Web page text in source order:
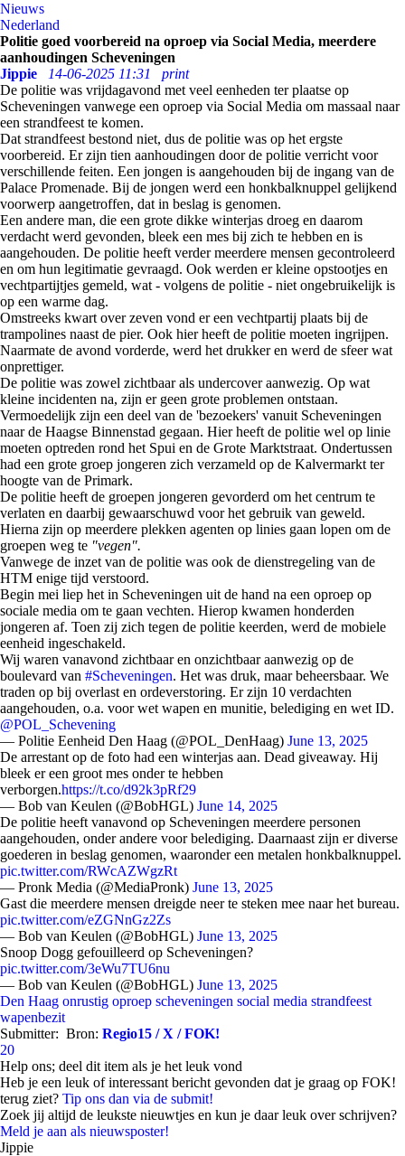
Nieuws
Nederland
Politie goed voorbereid na oproep via Social Media, meerdere
aanhoudingen Scheveningen
Jippie
14-06-2025 11:31
print
De politie was vrijdagavond met veel eenheden ter plaatse op
Scheveningen vanwege een oproep via Social Media om massaal naar
een strandfeest te komen.
Dat strandfeest bestond niet, dus de politie was op het ergste
voorbereid. Er zijn tien aanhoudingen door de politie verricht voor
verschillende feiten. Een jongen is aangehouden bij de ingang van de
Palace Promenade. Bij de jongen werd een honkbalknuppel gelijkend
voorwerp aangetroffen, dat in beslag is genomen.
Een andere man, die een grote dikke winterjas droeg en daarom
verdacht werd gevonden, bleek een mes bij zich te hebben en is
aangehouden. De politie heeft verder meerdere mensen gecontroleerd
en om hun legitimatie gevraagd. Ook werden er kleine opstootjes en
vechtpartijtjes gemeld, wat - volgens de politie - niet ongebruikelijk is
op een warme dag.
Omstreeks kwart over zeven vond er een vechtpartij plaats bij de
trampolines naast de pier. Ook hier heeft de politie moeten ingrijpen.
Naarmate de avond vorderde, werd het drukker en werd de sfeer wat
onprettiger.
De politie was zowel zichtbaar als undercover aanwezig. Op wat
kleine incidenten na, zijn er geen grote problemen ontstaan.
Vermoedelijk zijn een deel van de 'bezoekers' vanuit Scheveningen
naar de Haagse Binnenstad gegaan. Hier heeft de politie wel op linie
moeten optreden rond het Spui en de Grote Marktstraat. Ondertussen
had een grote groep jongeren zich verzameld op de Kalvermarkt ter
hoogte van de Primark.
De politie heeft de groepen jongeren gevorderd om het centrum te
verlaten en daarbij gewaarschuwd voor het gebruik van geweld.
Hierna zijn op meerdere plekken agenten op linies gaan lopen om de
groepen weg te "vegen".
Vanwege de inzet van de politie was ook de dienstregeling van de
HTM enige tijd verstoord.
Begin mei liep het in Scheveningen uit de hand na een oproep op
sociale media om te gaan vechten. Hierop kwamen honderden
jongeren af. Toen zij zich tegen de politie keerden, werd de mobiele
eenheid ingeschakeld.
Wij waren vanavond zichtbaar en onzichtbaar aanwezig op de
boulevard van #Scheveningen. Het was druk, maar beheersbaar. We
traden op bij overlast en ordeverstoring. Er zijn 10 verdachten
aangehouden, o.a. voor wet wapen en munitie, belediging en wet ID.
@POL_Schevening
— Politie Eenheid Den Haag (@POL_DenHaag) June 13, 2025
De arrestant op de foto had een winterjas aan. Dead giveaway. Hij
bleek er een groot mes onder te hebben
verborgen.https://t.co/d92k3pRf29
— Bob van Keulen (@BobHGL) June 14, 2025
De politie heeft vanavond op Scheveningen meerdere personen
aangehouden, onder andere voor belediging. Daarnaast zijn er diverse
goederen in beslag genomen, waaronder een metalen honkbalknuppel.
pic.twitter.com/RWcAZWgzRt
— Pronk Media (@MediaPronk) June 13, 2025
Gast die meerdere mensen dreigde neer te steken mee naar het bureau.
pic.twitter.com/eZGNnGz2Zs
— Bob van Keulen (@BobHGL) June 13, 2025
Snoop Dogg gefouilleerd op Scheveningen?
pic.twitter.com/3eWu7TU6nu
— Bob van Keulen (@BobHGL) June 13, 2025
Den Haag onrustig oproep scheveningen social media strandfeest
wapenbezit
Submitter: Bron: Regio15 / X / FOK!
20
Help ons; deel dit item als je het leuk vond
Heb je een leuk of interessant bericht gevonden dat je graag op FOK!
terug ziet? Tip ons dan via de submit!
Zoek jij altijd de leukste nieuwtjes en kun je daar leuk over schrijven?
Meld je aan als nieuwsposter!
Jippie